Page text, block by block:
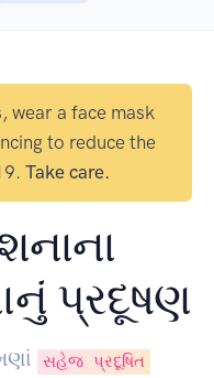
, wear a face mask
to reduce the
Take care.
પ્રદૂષણ
સહેજ પ્રદૂષિત